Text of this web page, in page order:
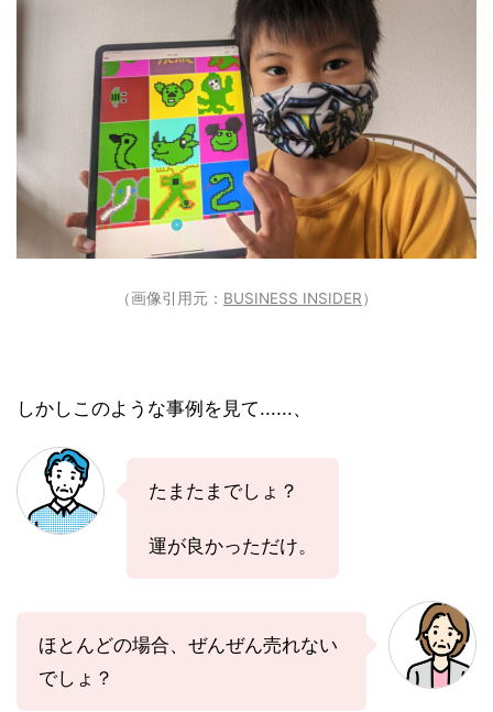
（画像引用元： BUSINESS INSIDER）
しかしこのような事例を見て......、
たまたまでしょ？
運が良かっただけ。
ほとんどの場合、ぜんぜん売れない
でしょ？